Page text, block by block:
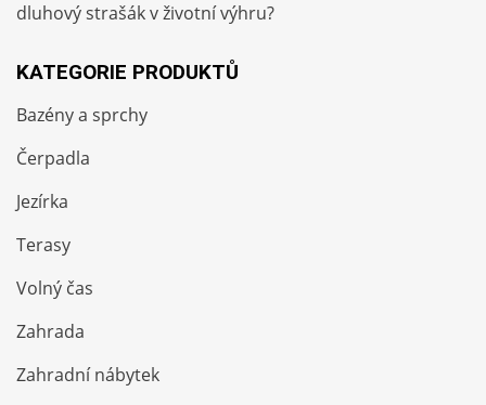
dluhový strašák v životní výhru?
KATEGORIE PRODUKTŮ
Bazény a sprchy
Čerpadla
Jezírka
Terasy
Volný čas
Zahrada
Zahradní nábytek